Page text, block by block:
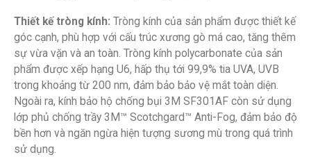
Thiết kế tròng kính: Tròng kính của sản phẩm được thiết kế
góc cạnh, phù hợp với cấu trúc xương gò má cao, tăng thêm
sự vừa vặn và an toàn. Tròng kính polycarbonate của sản
phẩm được xếp hạng U6, hấp thụ tới 99,9% tia UVA, UVB
trong khoảng từ 200 nm, đảm bảo bảo vệ mắt toàn diện.
Ngoài ra, kính bảo hộ chống bụi 3M SF301AF còn sử dụng
lớp phủ chống trầy 3M™ Scotchgard™ Anti-Fog, đảm bảo độ
bền hơn và ngăn ngừa hiện tượng sương mù trong quá trình
sử dụng.